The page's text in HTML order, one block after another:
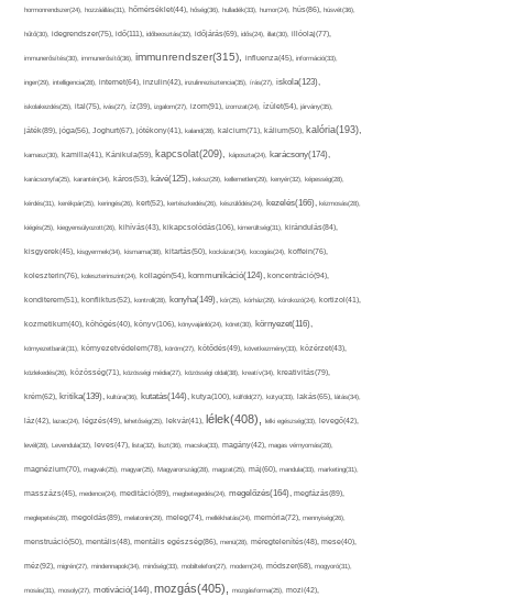
hormonrendszer(24), hozzáállás(31), hőmérséklet(44), hőség(36), hulladék(33), humor(24), hús(86), húsvét(36),
hűtő(30), idegrendszer(75), idő(111), időbeosztás(32), időjárás(69), idős(24), illat(30), illóolaj(77),
immunerősítés(30), immunerősítő(36), immunrendszer(315), influenza(45), információ(33),
inger(29), intelligencia(28), internet(64), inzulin(42), inzulinrezisztencia(35), írás(27), iskola(123),
iskolakezdés(25), ital(75), ivás(27), íz(39), izgalom(27), izom(91), izomzat(24), ízület(54), járvány(35),
játék(89), jóga(56), Joghurt(67), jótékony(41), kaland(28), kalcium(71), kálium(50), kalória(193),
kamasz(30), kamilla(41), Kánikula(59), kapcsolat(209), káposzta(24), karácsony(174),
karácsonyfa(25), karantén(34), káros(53), kávé(125), keksz(29), kellemetlen(29), kenyér(32), képesség(28),
kérdés(31), kerékpár(25), keringés(26), kert(52), kertészkedés(26), készülődés(24), kezelés(166), kézmosás(28),
kiégés(25), kiegyensúlyozott(26), kihívás(43), kikapcsolódás(106), kimerültség(31), kirándulás(84),
kisgyerek(45), kisgyermek(34), kismama(38), kitartás(50), kockázat(34), kocogás(24), koffein(76),
koleszterin(76), koleszterinszint(24), kollagén(54), kommunikáció(124), koncentráció(94),
konditerem(51), konfliktus(52), kontroll(28), konyha(149), kór(25), kórház(29), kórokozó(24), kortizol(41),
kozmetikum(40), köhögés(40), könyv(106), könyvajánló(24), köret(30), környezet(116),
környezetbarát(31), környezetvédelem(78), köröm(27), kötődés(49), következmény(33), közérzet(43),
közlekedés(26), közösség(71), közösségi média(27), közösségi oldal(38), kreatív(34), kreativitás(79),
krém(62), kritika(139), kultúra(36), kutatás(144), kutya(100), külföld(27), kütyü(33), lakás(65), látás(34),
láz(42), lazac(24), légzés(49), lehetőség(25), lekvár(41), lélek(408), lelki egészség(33), levegő(42),
levél(28), Levendula(32), leves(47), lista(32), liszt(36), macska(33), magány(42), magas vérnyomás(28),
magnézium(70), magvak(25), magyar(25), Magyarország(28), magzat(25), máj(60), mandula(33), marketing(31),
masszázs(45), medence(24), meditáció(89), megbetegedés(24), megelőzés(164), megfázás(89),
meglepetés(28), megoldás(89), melatonin(29), meleg(74), mellékhatás(24), memória(72), mennyiség(26),
menstruáció(50), mentális(48), mentális egészség(86), menü(28), méregtelenítés(48), mese(40),
méz(92), migrén(27), mindennapok(34), minőség(33), mobiltelefon(27), modern(24), módszer(68), mogyoró(31),
mosás(31), mosoly(27), motiváció(144), mozgás(405), mozgásforma(25), mozi(42),